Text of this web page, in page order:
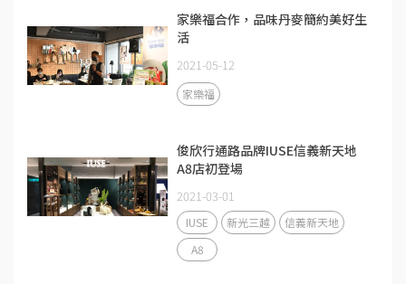
家樂福合作，品味丹麥簡約美好生
活
2021-05-12
家樂福
俊欣行通路品牌IUSE信義新天地
A8店初登場
2021-03-01
IUSE 新光三越
信義新天地
A8